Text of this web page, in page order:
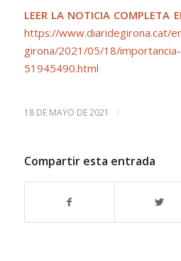
LEER LA NOTICIA COMPLETA
https://www.diaridegirona.cat/
girona/2021/05/18/
51945490.html
18 DE MAYO DE 2021 /
Compartir esta entrada